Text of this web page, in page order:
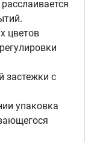
цветов
застежки с
упаковка